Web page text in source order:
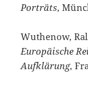
Porträts,
Wuthenow,
Europäische
Aufklärung,